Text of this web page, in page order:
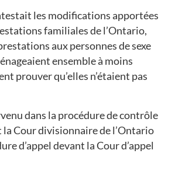
les modifications apportées
familiales de l’Ontario,
aux personnes de sexe
ensemble à moins
prouver qu’elles n’étaient pas
dans la procédure de contrôle
Cour divisionnaire de l’Ontario
d’appel devant la Cour d’appel